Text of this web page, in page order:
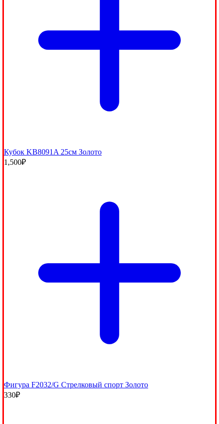
Кубок KB8091A 25см Золото
1,500₽
Фигура F2032/G Стрелковый спорт Золото
330₽